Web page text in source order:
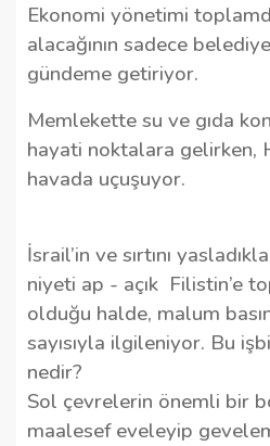
Ekonomi yönetimi
alacağının sadece
gündeme getiriyor.
Memlekette su ve gıda
hayati noktalara gelirken,
havada uçuşuyor.
İsrail’in ve sırtını
niyeti ap - açık Filistin’e
olduğu halde, malum
sayısıyla ilgileniyor. Bu
nedir?
Sol çevrelerin önemli bir
maalesef eveleyip